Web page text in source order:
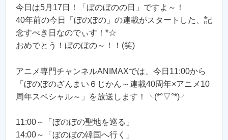
今日は5月17日！「ぼのぼのの日」ですよ～！
40年前の今日「ぼのぼの」の連載がスタートした、記
念すべき日なのでぃす！*☆
おめでとう！ぼのぼの～！！(笑)
アニメ専門チャンネルANIMAXでは、今日11:00から
「ぼのぼのざんまい６じかん～連載40周年×アニメ10
周年スペシャル～」を放送します！╰(*°▽°*)╯
11:00～「ぼのぼの聖地を巡る」
14:00～「ぼのぼの韓国へ行く」